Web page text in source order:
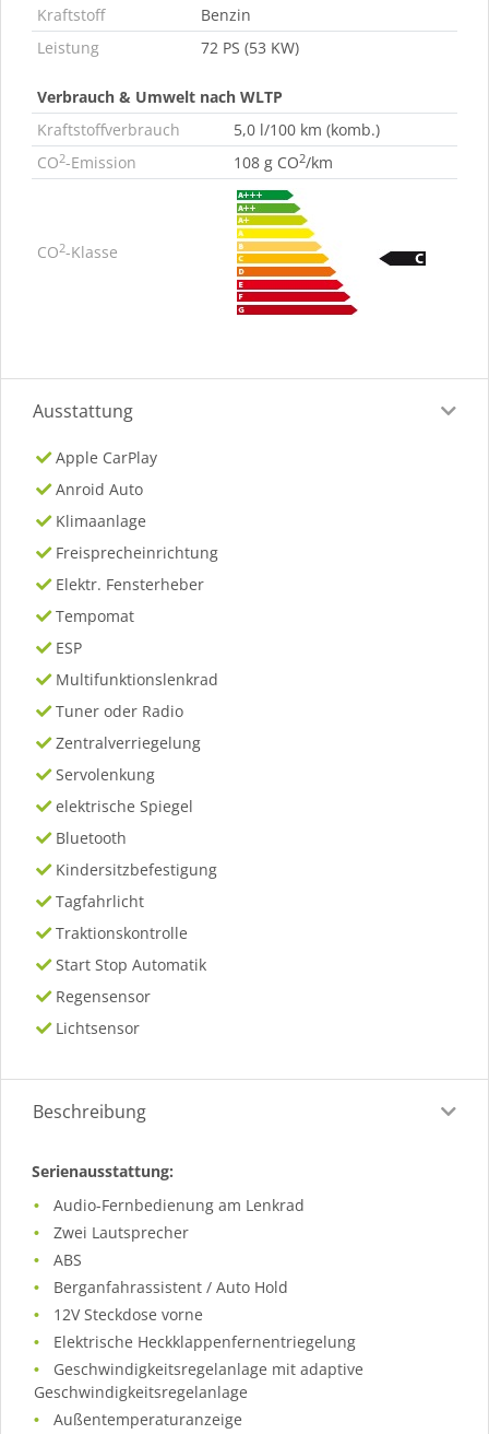
Kraftstoff
Benzin
Leistung
72 PS (53 KW)
Verbrauch & Umwelt nach WLTP
Kraftstoffverbrauch
5,0 l/100 km (komb.)
CO2-Emission 108 g CO2/km
CO2-Klasse
Ausstattung
Apple CarPlay
Anroid Auto
Klimaanlage
Freisprecheinrichtung
Elektr. Fensterheber
Tempomat
ESP
Multifunktionslenkrad
Tuner oder Radio
Zentralverriegelung
Servolenkung
elektrische Spiegel
Bluetooth
Kindersitzbefestigung
Tagfahrlicht
Traktionskontrolle
Start Stop Automatik
Regensensor
Lichtsensor
Beschreibung
Serienausstattung:
Audio-Fernbedienung am Lenkrad
Zwei Lautsprecher
ABS
Berganfahrassistent / Auto Hold
12V Steckdose vorne
Elektrische Heckklappenfernentriegelung
Geschwindigkeitsregelanlage mit adaptive
Geschwindigkeitsregelanlage
Außentemperaturanzeige